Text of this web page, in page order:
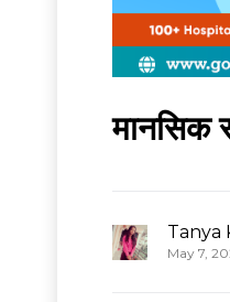
मानसिक
Tanya
May 7,